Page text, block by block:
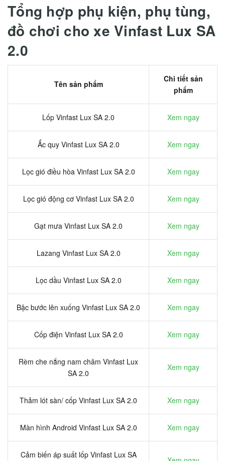
Tổng hợp phụ kiện, phụ tùng,
đồ chơi cho xe Vinfast Lux SA
2.0
Tên sản phẩm
Chi tiết sản
phẩm
Lốp Vinfast Lux SA 2.0 Xem ngay
Ắc quy Vinfast Lux SA 2.0 Xem ngay
Lọc gió điều hòa Vinfast Lux SA 2.0 Xem ngay
Lọc gió động cơ Vinfast Lux SA 2.0 Xem ngay
Gạt mưa Vinfast Lux SA 2.0 Xem ngay
Lazang Vinfast Lux SA 2.0 Xem ngay
Lọc dầu Vinfast Lux SA 2.0 Xem ngay
Bậc bước lên xuống Vinfast Lux SA 2.0 Xem ngay
Cốp điện Vinfast Lux SA 2.0 Xem ngay
Rèm che nắng nam châm Vinfast Lux
SA 2.0
Xem ngay
Thảm lót sàn/ cốp Vinfast Lux SA 2.0 Xem ngay
Màn hình Android Vinfast Lux SA 2.0 Xem ngay
Cảm biến áp suất lốp Vinfast Lux SA